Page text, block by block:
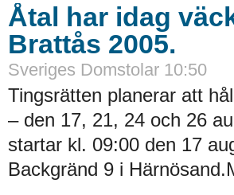
Åtal har idag
Brattås 2005.
Sveriges Domstolar 10:50
Tingsrätten planerar att
– den 17, 21, 24 och 26
startar kl. 09:00 den 17
Backgränd 9 i